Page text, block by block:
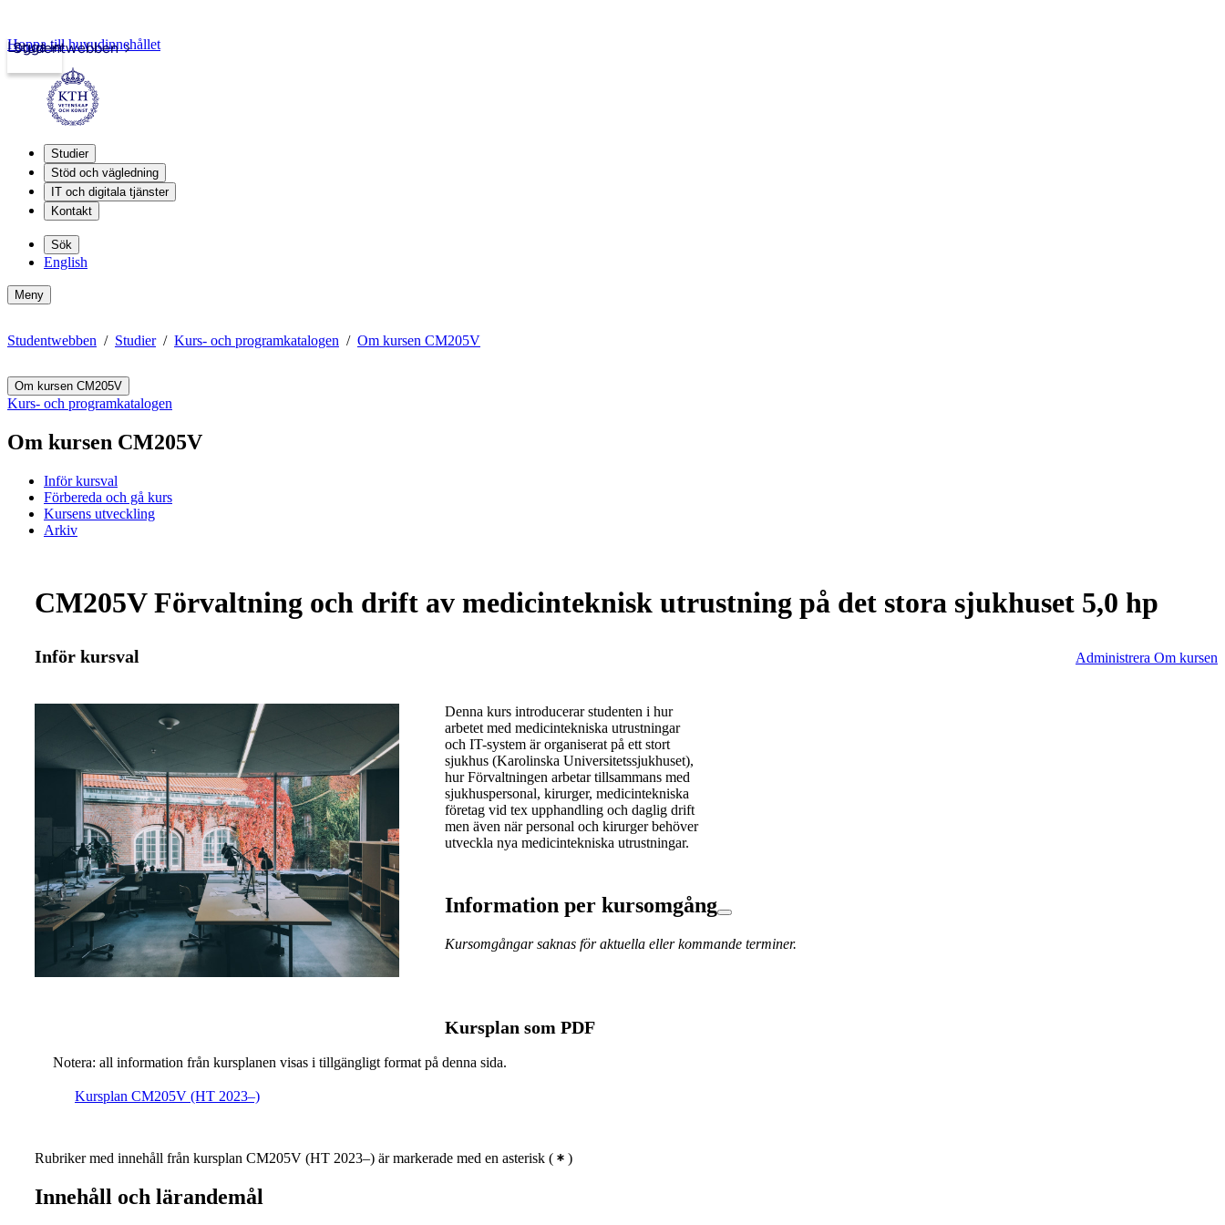
Studentwebben
Logga in
Hoppa till huvudinnehållet
Studier
Stöd och vägledning
IT och digitala tjänster
Kontakt
Sök
English
Meny
Studentwebben Studier Kurs- och programkatalogen Om kursen CM205V
Om kursen CM205V
Kurs- och programkatalogen
Om kursen CM205V
Inför kursval
Förbereda och gå kurs
Kursens utveckling
Arkiv
CM205V Förvaltning och drift av medicinteknisk utrustning på det stora sjukhuset 5,0 hp
Inför kursval Administrera Om kursen
Denna kurs introducerar studenten i hur
arbetet med medicintekniska utrustningar
och IT-system är organiserat på ett stort
sjukhus (Karolinska Universitetssjukhuset),
hur Förvaltningen arbetar tillsammans med
sjukhuspersonal, kirurger, medicintekniska
företag vid tex upphandling och daglig drift
men även när personal och kirurger behöver
utveckla nya medicintekniska utrustningar.
Information per kursomgång
Kursomgångar saknas för aktuella eller kommande terminer.
Kursplan som PDF
Notera: all information från kursplanen visas i tillgängligt format på denna sida.
Kursplan CM205V (HT 2023–)
Rubriker med innehåll från kursplan CM205V (HT 2023–) är markerade med en asterisk ( )
Innehåll och lärandemål